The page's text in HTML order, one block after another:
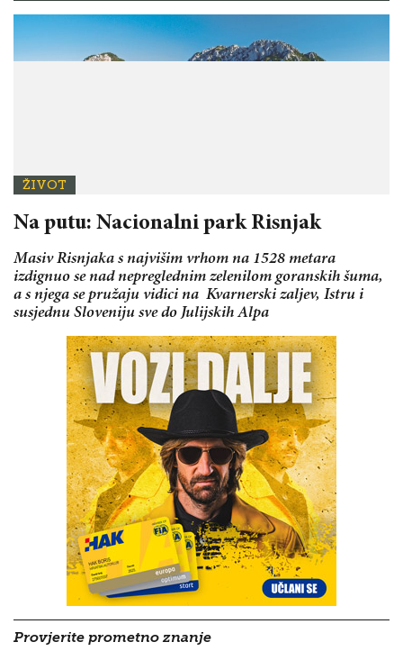
ŽIVOT
Na putu: Nacionalni park Risnjak
Masiv Risnjaka s najvišim vrhom na 1528 metara
izdignuo se nad nepreglednim zelenilom goranskih šuma,
a s njega se pružaju vidici na Kvarnerski zaljev, Istru i
susjednu Sloveniju sve do Julijskih Alpa
Provjerite prometno znanje